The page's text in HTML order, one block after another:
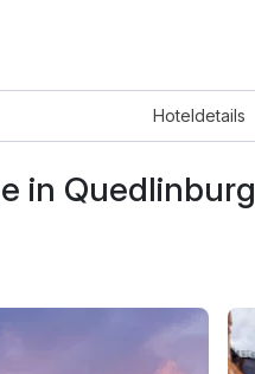
Hoteldetails
in Quedlinburg